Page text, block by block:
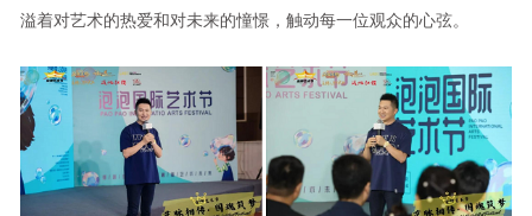
溢着对艺术的热爱和对未来的憧憬，触动每一位观众的心弦。